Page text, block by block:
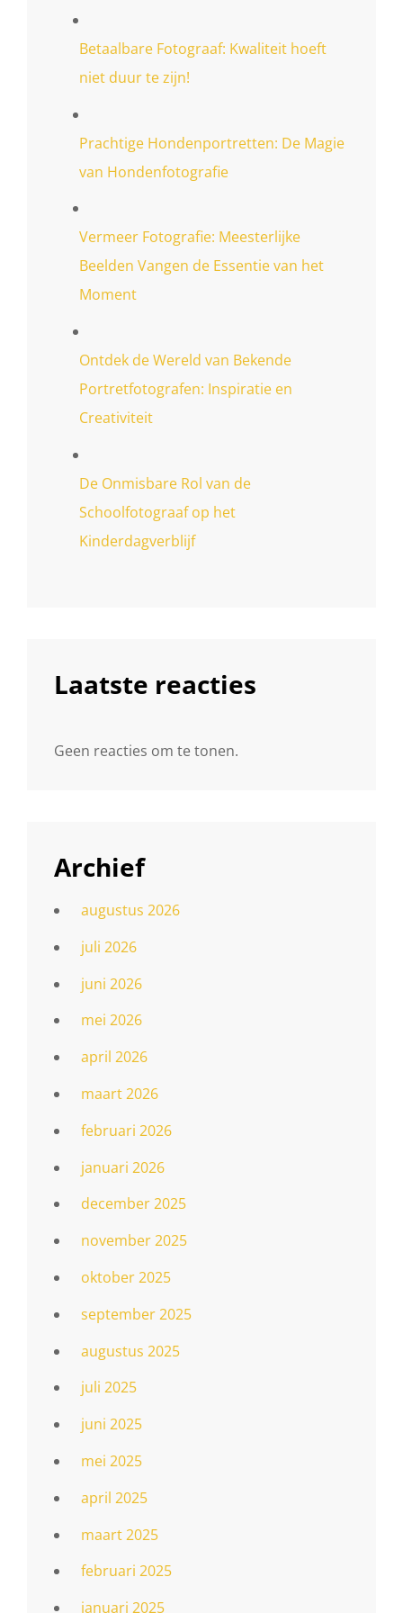
Betaalbare Fotograaf: Kwaliteit hoeft
niet duur te zijn!
Prachtige Hondenportretten: De Magie
van Hondenfotografie
Vermeer Fotografie: Meesterlijke
Beelden Vangen de Essentie van het
Moment
Ontdek de Wereld van Bekende
Portretfotografen: Inspiratie en
Creativiteit
De Onmisbare Rol van de
Schoolfotograaf op het
Kinderdagverblijf
Laatste reacties
Geen reacties om te tonen.
Archief
augustus 2026
juli 2026
juni 2026
mei 2026
april 2026
maart 2026
februari 2026
januari 2026
december 2025
november 2025
oktober 2025
september 2025
augustus 2025
juli 2025
juni 2025
mei 2025
april 2025
maart 2025
februari 2025
januari 2025